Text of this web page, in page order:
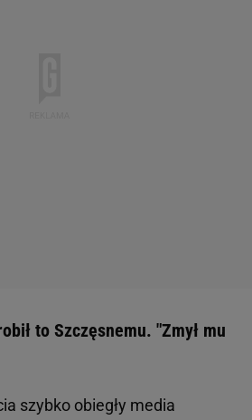
to Szczęsnemu. "Zmył mu
szybko obiegły media